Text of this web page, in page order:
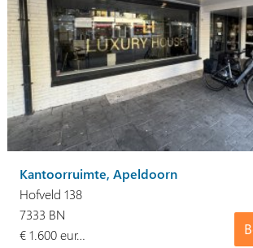
Kantoorruimte, Apeldoorn
Hofveld 138
7333 BN
€ 1.600 eur…